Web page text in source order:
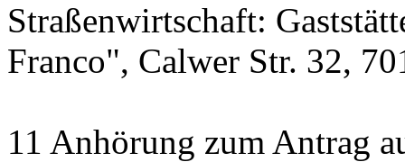
Straßenwirtschaft:
Franco", Calwer Str. 32,
11 Anhörung zum Antrag